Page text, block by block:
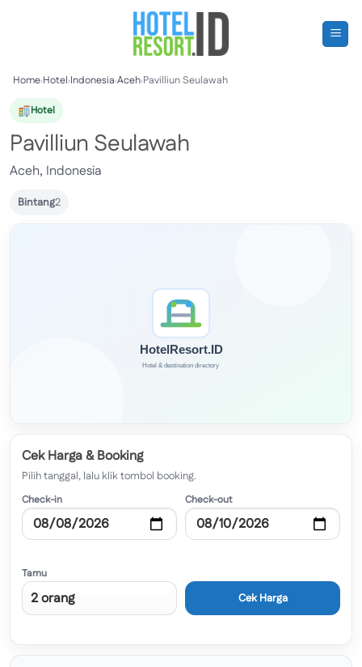
Home›Hotel›Indonesia›Aceh›Pavilliun Seulawah
Hotel
Pavilliun Seulawah
Aceh, Indonesia
Bintang2
Cek Harga & Booking
Pilih tanggal, lalu klik tombol booking.
Check-in Check-out
Tamu
Cek Harga